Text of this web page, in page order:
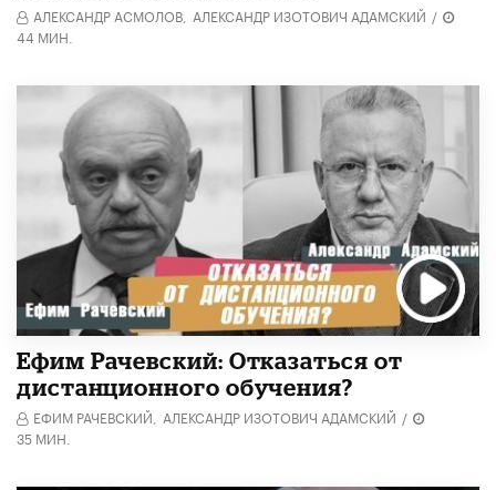
АЛЕКСАНДР АСМОЛОВ, АЛЕКСАНДР ИЗОТОВИЧ АДАМСКИЙ /
44 МИН.
Ефим Рачевский: Отказаться от
дистанционного обучения?
ЕФИМ РАЧЕВСКИЙ, АЛЕКСАНДР ИЗОТОВИЧ АДАМСКИЙ /
35 МИН.